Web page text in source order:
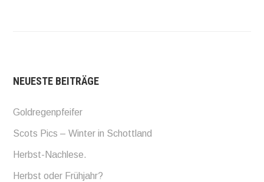
NEUESTE BEITRÄGE
Goldregenpfeifer
Scots Pics – Winter in Schottland
Herbst-Nachlese.
Herbst oder Frühjahr?